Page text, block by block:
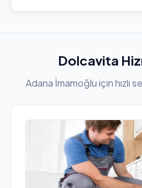
Dolcavita
Adana İmamoğlu için hızlı